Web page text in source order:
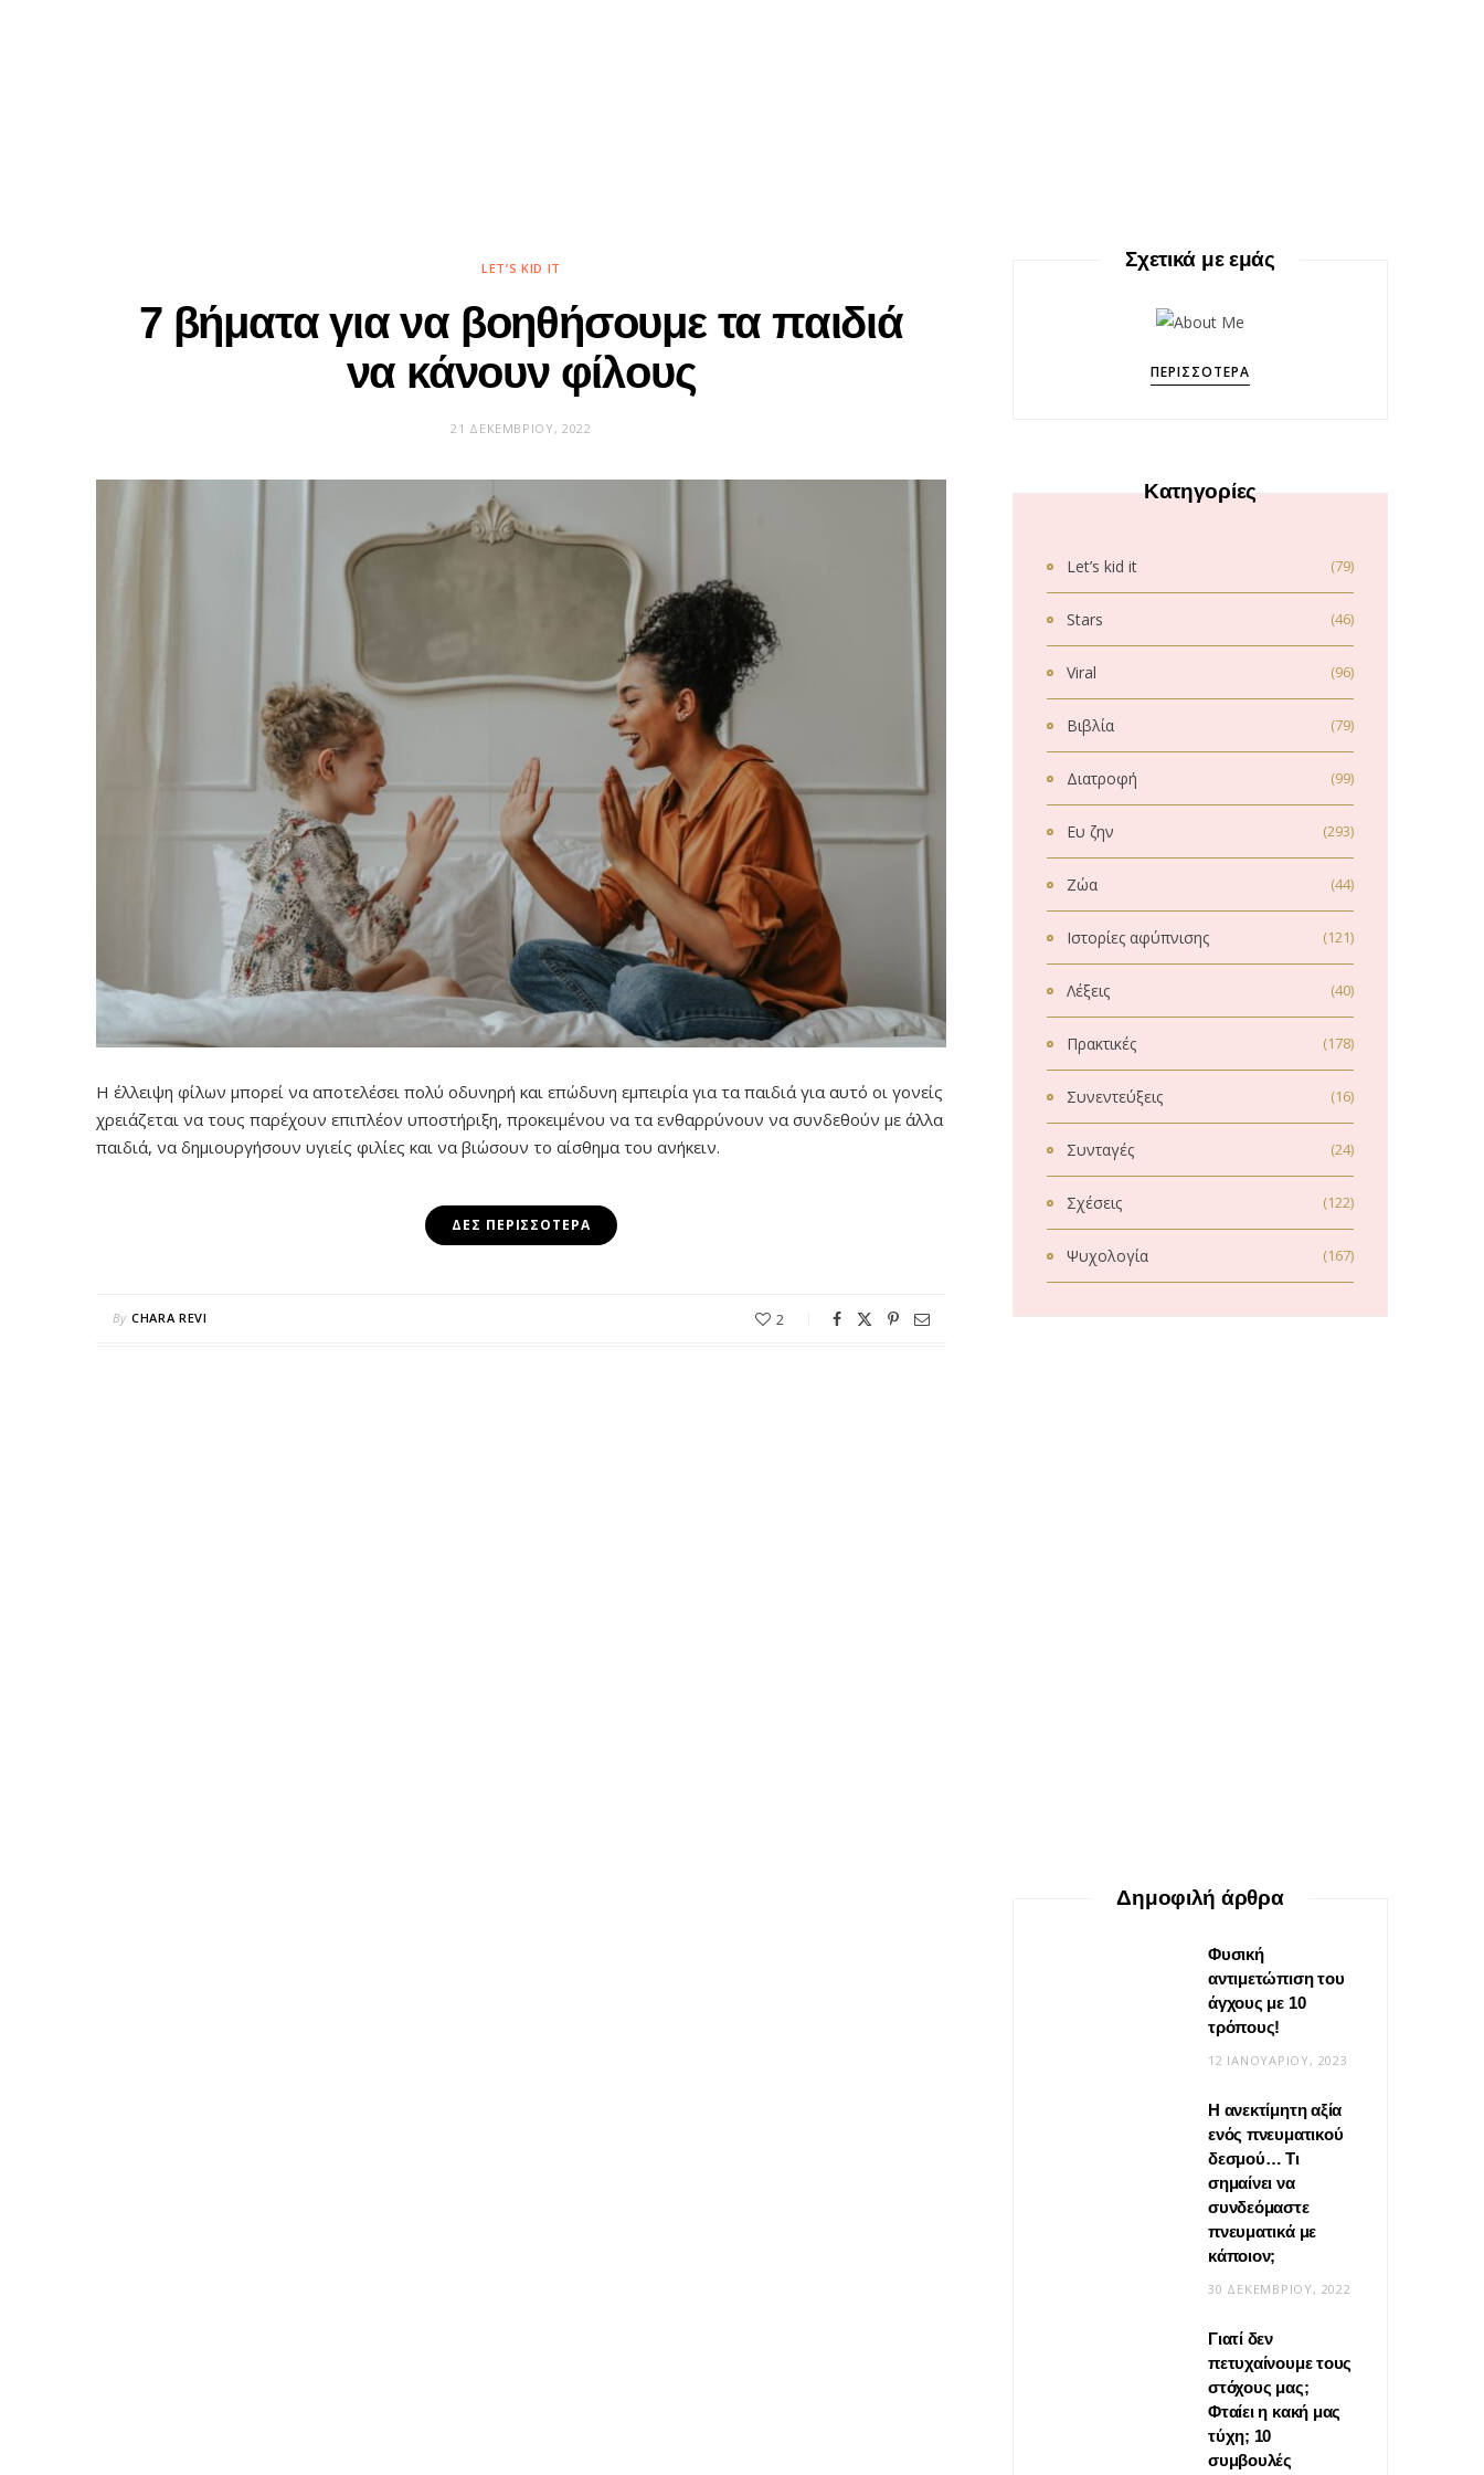
LET’S KID IT
7 βήματα για να βοηθήσουμε τα παιδιά
να κάνουν φίλους
21 ΔΕΚΕΜΒΡΊΟΥ, 2022
Η έλλειψη φίλων μπορεί να αποτελέσει πολύ οδυνηρή και επώδυνη εμπειρία για τα παιδιά για αυτό οι γονείς
χρειάζεται να τους παρέχουν επιπλέον υποστήριξη, προκειμένου να τα ενθαρρύνουν να συνδεθούν με άλλα
παιδιά, να δημιουργήσουν υγιείς φιλίες και να βιώσουν το αίσθημα του ανήκειν.
ΔΕΣ ΠΕΡΙΣΣΌΤΕΡΑ
By CHARA REVI 2
Σχετικά με εμάς
ΠΕΡΙΣΣΌΤΕΡΑ
Κατηγορίες
Let’s kid it (79)
Stars (46)
Viral (96)
Βιβλία (79)
Διατροφή (99)
Ευ ζην (293)
Ζώα (44)
Ιστορίες αφύπνισης (121)
Λέξεις (40)
Πρακτικές (178)
Συνεντεύξεις (16)
Συνταγές (24)
Σχέσεις (122)
Ψυχολογία (167)
Βίντεο: Μεταμόρφωσε το
φουλάρι σου σε κιμονό
20 ΜΑΪ́ΟΥ, 2026
Δημοφιλή άρθρα
Φυσική
αντιμετώπιση του
άγχους με 10
τρόπους!
12 ΙΑΝΟΥΑΡΊΟΥ, 2023
Η ανεκτίμητη αξία
ενός πνευματικού
δεσμού… Τι
σημαίνει να
συνδεόμαστε
πνευματικά με
κάποιον;
30 ΔΕΚΕΜΒΡΊΟΥ, 2022
Γιατί δεν
πετυχαίνουμε τους
στόχους μας;
Φταίει η κακή μας
τύχη; 10
συμβουλές